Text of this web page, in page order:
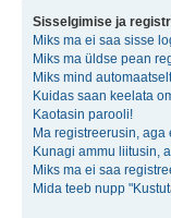
Sisselgimise ja
Miks ma ei saa sisse
Miks ma üldse pean
Miks mind
Kuidas saan keelata
Kaotasin parooli!
Ma registreerusin,
Kunagi ammu liitusin,
Miks ma ei saa
Mida teeb nupp